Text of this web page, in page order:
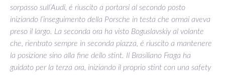
sorpasso sull’Audi, é riuscito a portarsi al secondo posto
iniziando l’inseguimento della Porsche in testa che ormai aveva
preso il largo. La seconda ora ha visto Boguslavskiy al volante
che, rientrato sempre in seconda piazza, é riuscito a mantenere
la posizione sino alla fine dello stint. Il Brasiliano Fraga ha
guidato per la terza ora, iniziando il proprio stint con una safety